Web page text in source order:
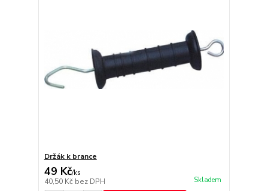
Držák k brance
49 Kč/ks
40,50 Kč bez DPH Skladem